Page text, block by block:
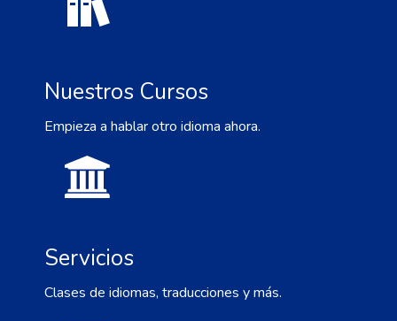
Nuestros Cursos
Empieza a hablar otro idioma ahora.
Servicios
Clases de idiomas, traducciones y más.